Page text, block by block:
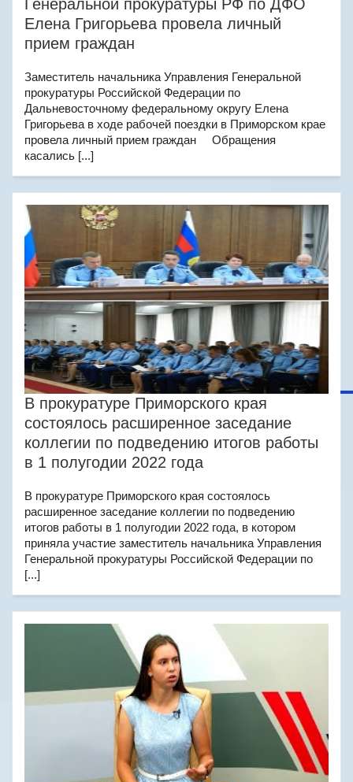
Генеральной прокуратуры РФ по ДФО
Елена Григорьева провела личный
прием граждан
Заместитель начальника Управления Генеральной
прокуратуры Российской Федерации по
Дальневосточному федеральному округу Елена
Григорьева в ходе рабочей поездки в Приморском крае
провела личный прием граждан Обращения
касались [...]
В прокуратуре Приморского края
состоялось расширенное заседание
коллегии по подведению итогов работы
в 1 полугодии 2022 года
В прокуратуре Приморского края состоялось
расширенное заседание коллегии по подведению
итогов работы в 1 полугодии 2022 года, в котором
приняла участие заместитель начальника Управления
Генеральной прокуратуры Российской Федерации по
[...]